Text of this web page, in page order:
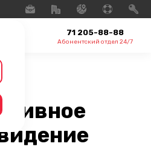
71 205-88-88
Абонентский отдел 24/7